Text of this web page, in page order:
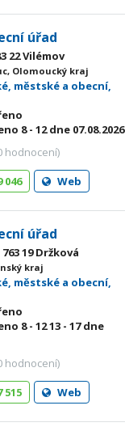
úřad
22 Vilémov
Olomoucký kraj
městské a obecní,
8 - 12dne 07.08.2026
hodnocení)
046
Web
úřad
19 Držková
kraj
městské a obecní,
8 - 1213 - 17dne
hodnocení)
515
Web